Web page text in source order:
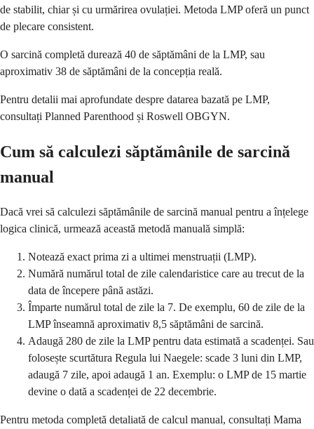
de stabilit, chiar și cu urmărirea ovulației. Metoda LMP oferă un punct
de plecare consistent.
O sarcină completă durează 40 de săptămâni de la LMP, sau
aproximativ 38 de săptămâni de la concepția reală.
Pentru detalii mai aprofundate despre datarea bazată pe LMP,
consultați Planned Parenthood și Roswell OBGYN.
Cum să calculezi săptămânile de sarcină
manual
Dacă vrei să calculezi săptămânile de sarcină manual pentru a înțelege
logica clinică, urmează această metodă manuală simplă:
Notează exact prima zi a ultimei menstruații (LMP).
Numără numărul total de zile calendaristice care au trecut de la
data de începere până astăzi.
Împarte numărul total de zile la 7. De exemplu, 60 de zile de la
LMP înseamnă aproximativ 8,5 săptămâni de sarcină.
Adaugă 280 de zile la LMP pentru data estimată a scadenței. Sau
folosește scurtătura Regula lui Naegele: scade 3 luni din LMP,
adaugă 7 zile, apoi adaugă 1 an. Exemplu: o LMP de 15 martie
devine o dată a scadenței de 22 decembrie.
Pentru metoda completă detaliată de calcul manual, consultați Mama